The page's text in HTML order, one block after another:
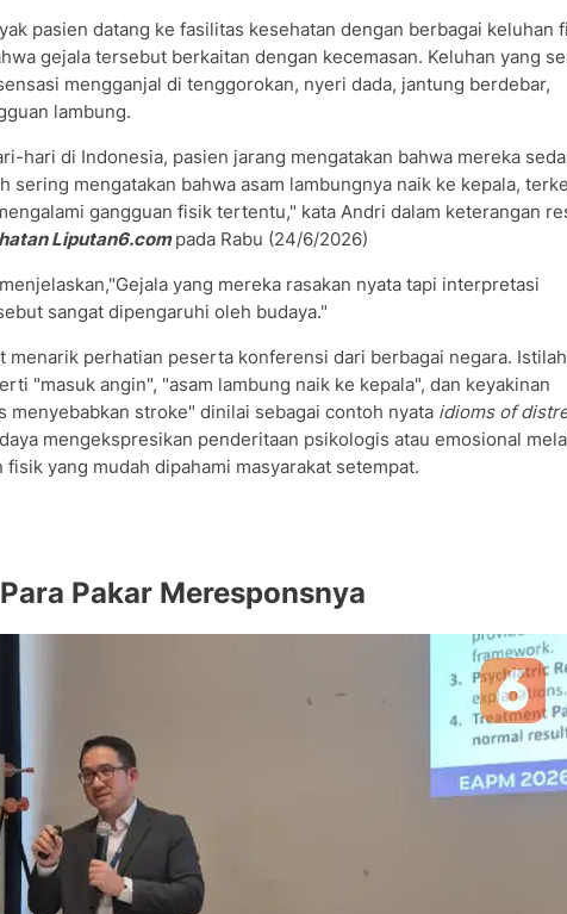
pasien datang ke fasilitas kesehatan dengan berbagai keluhan
gejala tersebut berkaitan dengan kecemasan. Keluhan yang
mengganjal di tenggorokan, nyeri dada, jantung berdebar,
lambung.
hari di Indonesia, pasien jarang mengatakan bahwa mereka
sering mengatakan bahwa asam lambungnya naik ke kepala,
gangguan fisik tertentu," kata Andri dalam keterangan
Liputan6.compada Rabu (24/6/2026)
yang mereka rasakan nyata tapi interpretasi
sangat dipengaruhi oleh budaya."
menarik perhatian peserta konferensi dari berbagai negara. Istilah
"masuk angin", "asam lambung naik ke kepala", dan keyakinan
menyebabkan stroke" dinilai sebagai contoh nyata idioms of
mengekspresikan penderitaan psikologis atau emosional
fisik yang mudah dipahami masyarakat setempat.
Pakar Meresponsnya